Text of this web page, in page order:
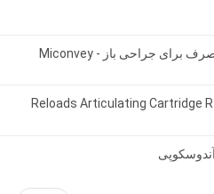
بارگیری مجدد کاتر خطی یکبار مصرف برای جراحی باز - Miconvey
استپلر آندوسکوپی یکبار مصرف Reloads Articulating Cartridge R